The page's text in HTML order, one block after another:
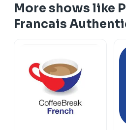
More shows like
Francais